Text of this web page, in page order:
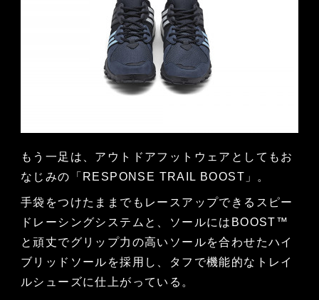
もう一足は、アウトドアフットウェアとしてもお
なじみの「RESPONSE TRAIL BOOST」。
手袋をつけたままでもレースアップできるスピー
ドレーシングシステムと、ソールにはBOOST™
と頑丈でグリップ力の高いソールを合わせたハイ
ブリッドソールを採用し、タフで機能的なトレイ
ルシューズに仕上がっている。